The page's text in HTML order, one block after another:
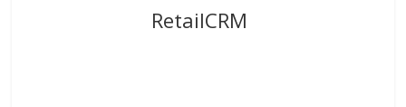
RetailCRM